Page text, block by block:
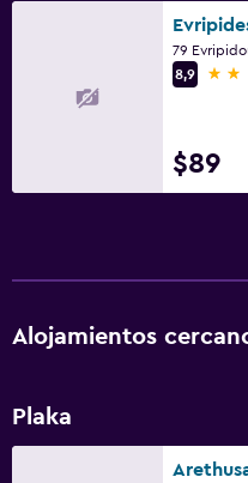
79
8,9
2
$89
Alojamientos
Plaka